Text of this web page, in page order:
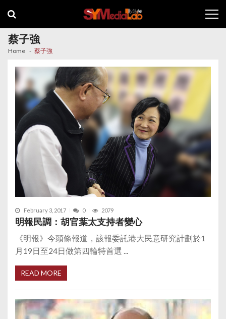
navigation
content
蔡子強
Home 蔡子強
February 3, 2017 0 2079
明報民調：胡官葉太支持者變心
《明報》今頭條報道，該報委託港大民意研究計劃於1
月19日至24日做第四輪特首選 ...
READ MORE